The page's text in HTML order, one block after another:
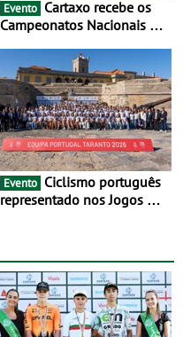
Evento
Campeonatos Nacionais da
julho e 2 de agosto
Evento
representado nos Jogos do